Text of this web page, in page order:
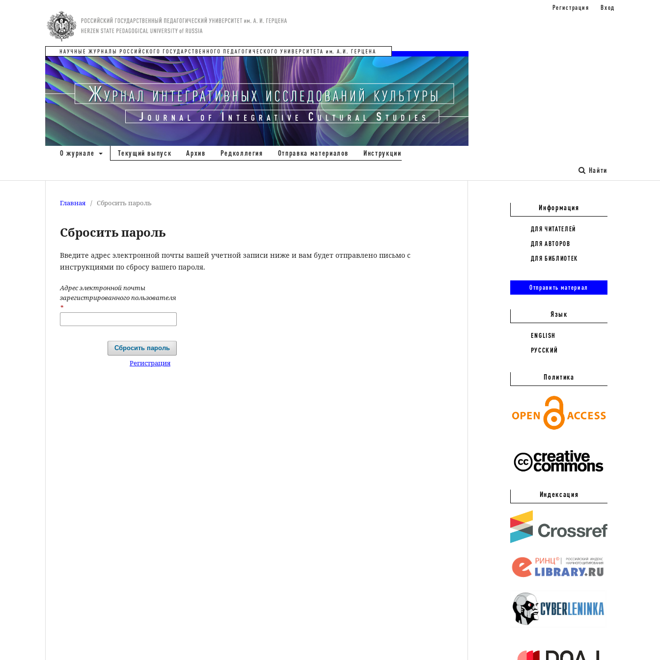
О журнале Текущий выпуск Архив Редколлегия Отправка материалов Инструкции
Найти
Регистрация Вход
Главная / Сбросить пароль
Сбросить пароль
Введите адрес электронной почты вашей учетной записи ниже и вам будет отправлено письмо с
инструкциями по сбросу вашего пароля.
Адрес электронной почты
зарегистрированного пользователя
*
Сбросить пароль
Регистрация
Информация
ДЛЯ ЧИТАТЕЛЕЙ
ДЛЯ АВТОРОВ
ДЛЯ БИБЛИОТЕК
Отправить материал
Язык
ENGLISH
РУССКИЙ
Политика
Индексация